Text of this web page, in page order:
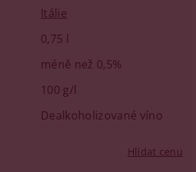
Itálie
0,75 l
méně než 0,5%
100 g/l
Dealkoholizované víno
Hlídat cenu